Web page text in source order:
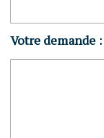
Votre demande :